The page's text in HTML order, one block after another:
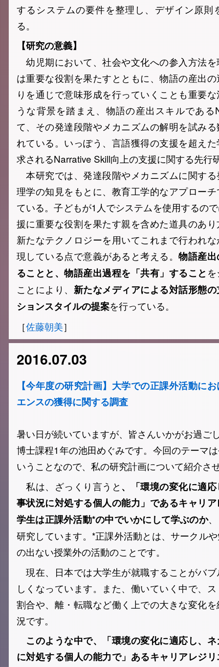
するシステムの要件を整理し、デザイン原則
る。
【研究の意義】
幼児期において、社会や文化への参入方法
は重要な役割を果たすとともに、物語の産出
りを通じで意味形成を行っていくことも重要
うな背景を踏まえ、物語の産出スキルである
て、その発達段階やメカニズムの解明を試み
れている。いっぽう、言語獲得の支援を超え
求されるNarrative Skill向上の支援に関する先行
本研究では、発達段階やメカニズムに関す
理学の知見をもとに、教育工学的なアプロー
ている。子どもが1人でシステムを使用するの
援に重要な役割を果たす親を含めた道具のあ
新たなテクノロジーを用いてこれまで行われ
現している点で意義があると考える。物語産
ることと、物語産出過程を「共有」すること
ことにより、 新たなメディアによる対話形態
ションスタイルの提案を行っている。
［佐藤朝美］
2016.07.03
【今年度の研究計画】大学での正課外活動に
エンスの獲得に関する調査
暑い日が続いていますが、皆さんいかがお過ご
博士課程1年の池田めぐみです。今回のテーマ
いうことなので、私の研究計画について紹介さ
私は、ざっくり言うと 、「環境の変化に適
事状況に対処する個人の能力」であるキャリ
学生は正課外活動*の中でいかにして学ぶのか
研究しています。 *正課外活動とは、サークル
の出ない授業外の活動のことです。
現在、日本では大学生が就職することがバ
しくなっています。また、働いていく中で、
割合や、離・転職など働く上での大きな変化
況です。
このような中で、「環境の変化に適応し、
に対処する個人の能力で」あるキャリアレジ